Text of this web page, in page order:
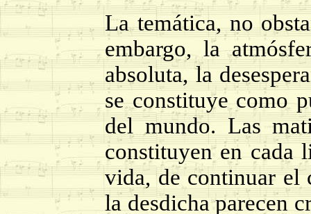
La temática, no
embargo, la
absoluta, la
se constituye como
del mundo. Las
constituyen en cada
vida, de continuar el
la desdicha parecen